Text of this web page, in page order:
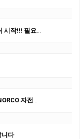
싸게 챙겨가세요!!
립니다 오픈채팅 링크로)
니다